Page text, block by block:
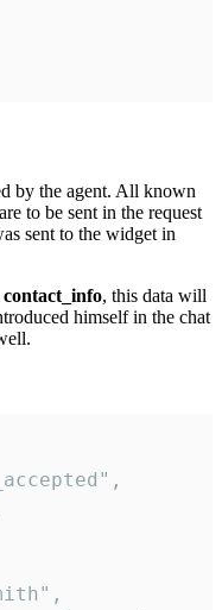
by the agent. All known
to be sent in the request
sent to the widget in
contact_info, this data will
himself in the chat